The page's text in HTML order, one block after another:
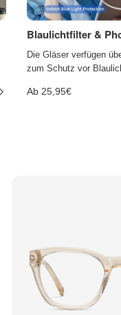
Blaulichtfilter &
Die Gläser verfügen
zum Schutz vor
Ab 25,95€